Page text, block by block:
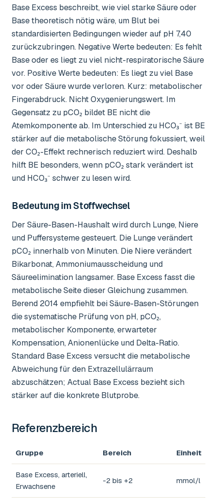
Base Excess beschreibt, wie viel starke Säure oder
Base theoretisch nötig wäre, um Blut bei
standardisierten Bedingungen wieder auf pH 7,40
zurückzubringen. Negative Werte bedeuten: Es fehlt
Base oder es liegt zu viel nicht-respiratorische Säure
vor. Positive Werte bedeuten: Es liegt zu viel Base
vor oder Säure wurde verloren. Kurz: metabolischer
Fingerabdruck. Nicht Oxygenierungswert. Im
Gegensatz zu pCO₂ bildet BE nicht die
Atemkomponente ab. Im Unterschied zu HCO₃⁻ ist BE
stärker auf die metabolische Störung fokussiert, weil
der CO₂-Effekt rechnerisch reduziert wird. Deshalb
hilft BE besonders, wenn pCO₂ stark verändert ist
und HCO₃⁻ schwer zu lesen wird.
Bedeutung im Stoffwechsel
Der Säure-Basen-Haushalt wird durch Lunge, Niere
und Puffersysteme gesteuert. Die Lunge verändert
pCO₂ innerhalb von Minuten. Die Niere verändert
Bikarbonat, Ammoniumausscheidung und
Säureelimination langsamer. Base Excess fasst die
metabolische Seite dieser Gleichung zusammen.
Berend 2014 empfiehlt bei Säure-Basen-Störungen
die systematische Prüfung von pH, pCO₂,
metabolischer Komponente, erwarteter
Kompensation, Anionenlücke und Delta-Ratio.
Standard Base Excess versucht die metabolische
Abweichung für den Extrazellulärraum
abzuschätzen; Actual Base Excess bezieht sich
stärker auf die konkrete Blutprobe.
Referenzbereich
Gruppe Bereich Einheit
Base Excess, arteriell,
Erwachsene
-2 bis +2 mmol/l